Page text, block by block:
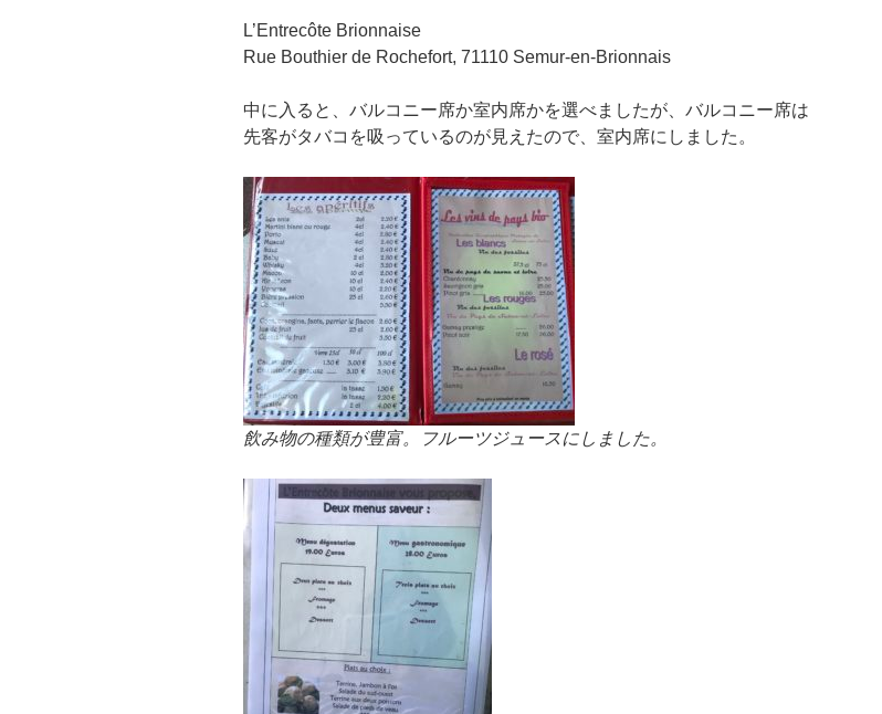
L’Entrecôte Brionnaise
Rue Bouthier de Rochefort, 71110 Semur-en-Brionnais
中に入ると、バルコニー席か室内席かを選べましたが、バルコニー席は
先客がタバコを吸っているのが見えたので、室内席にしました。
飲み物の種類が豊富。フルーツジュースにしました。